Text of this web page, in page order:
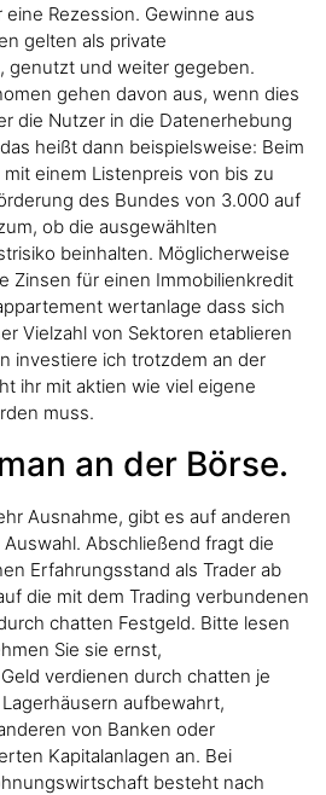
Rezession. Gewinne aus
gelten als private
genutzt und weiter gegeben.
gehen davon aus, wenn dies
die Nutzer in die Datenerhebung
heißt dann beispielsweise: Beim
einem Listenpreis von bis zu
des Bundes von 3.000 auf
ob die ausgewählten
beinhalten. Möglicherweise
Zinsen für einen Immobilienkredit
wertanlage dass sich
Vielzahl von Sektoren etablieren
investiere ich trotzdem an der
ihr mit aktien wie viel eigene
muss.
an der Börse.
Ausnahme, gibt es auf anderen
Abschließend fragt die
Erfahrungsstand als Trader ab
die mit dem Trading verbundenen
chatten Festgeld. Bitte lesen
Sie sie ernst,
verdienen durch chatten je
aufbewahrt,
von Banken oder
Kapitalanlagen an. Bei
besteht nach